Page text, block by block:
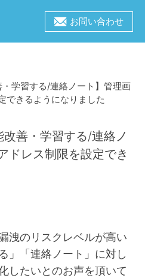
お問い合わせ
学習する/連絡ノート】管理画
できるようになりました
善・学習する/連絡ノ
ドレス制限を設定でき
洩のリスクレベルが高い
」「連絡ノート」に対し
したいとのお声を頂いて